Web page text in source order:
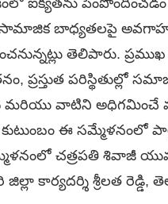
సామాజిక బాధ్యతలపై
తెలిపారు.
ప్రస్తుత పరిస్థితుల్లో
మరియు వాటిని అధిగమించే
కుటుంబం ఈ సమ్మేళనంలో
చత్రపతి శివాజీ
కార్యదర్శి శ్రీలత రెడ్డి,